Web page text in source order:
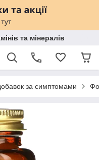
та мінералів
за симптомами